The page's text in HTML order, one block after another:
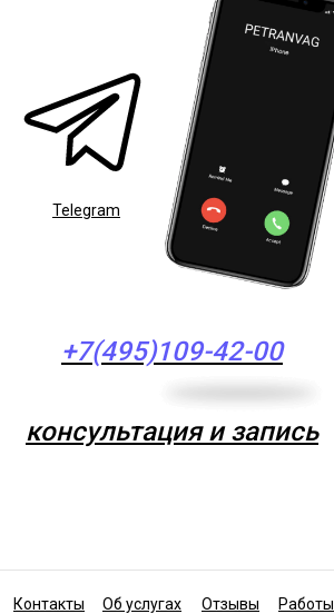
Отзывы
Telegram
Об услугах
+7(495)109-42-00
консультация и запись
Работы
Контакты